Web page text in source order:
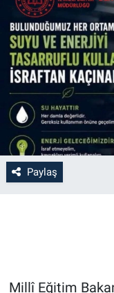
Paylaş
Millî Eğitim
Eğitim
Kültür
3.Sayfa
Medya
Bilim-Tek
Teknoloji
Niğde